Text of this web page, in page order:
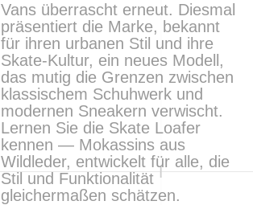
Vans überrascht erneut. Diesmal
präsentiert die Marke, bekannt
für ihren urbanen Stil und ihre
Skate-Kultur, ein neues Modell,
das mutig die Grenzen zwischen
klassischem Schuhwerk und
modernen Sneakern verwischt.
Lernen Sie die Skate Loafer
kennen — Mokassins aus
Wildleder, entwickelt für alle, die
Stil und Funktionalität
gleichermaßen schätzen.